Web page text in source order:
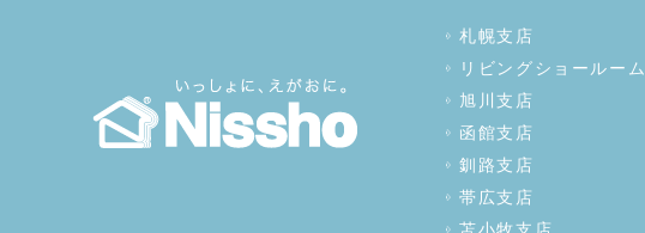
札幌支店
リビングショールーム
旭川支店
函館支店
釧路支店
帯広支店